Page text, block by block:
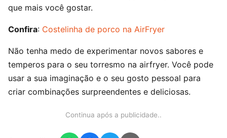
que mais você gostar.
Confira: Costelinha de porco na AirFryer
Não tenha medo de experimentar novos sabores e
temperos para o seu torresmo na airfryer. Você pode
usar a sua imaginação e o seu gosto pessoal para
criar combinações surpreendentes e deliciosas.
Continua após a publicidade..